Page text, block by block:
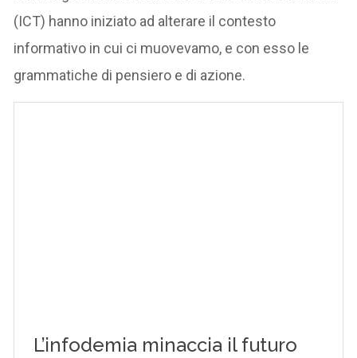
(ICT) hanno iniziato ad alterare il contesto
informativo in cui ci muovevamo, e con esso le
grammatiche di pensiero e di azione.